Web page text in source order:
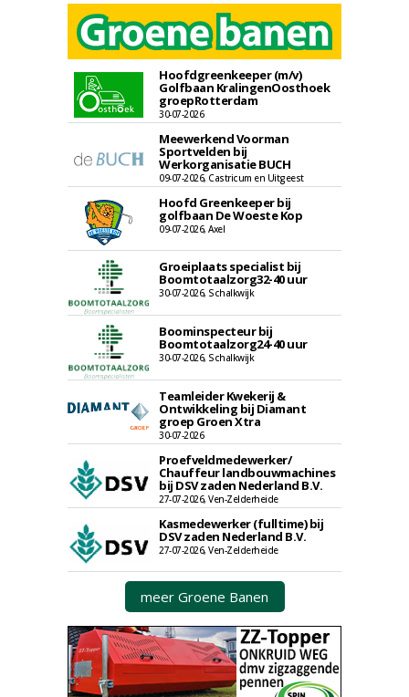
Hoofdgreenkeeper (m/v)
Golfbaan KralingenOosthoek
groepRotterdam
30-07-2026
Meewerkend Voorman
Sportvelden bij
Werkorganisatie BUCH
09-07-2026, Castricum en Uitgeest
Hoofd Greenkeeper bij
golfbaan De Woeste Kop
09-07-2026, Axel
Groeiplaats specialist bij
Boomtotaalzorg32-40 uur
30-07-2026, Schalkwijk
Boominspecteur bij
Boomtotaalzorg24-40 uur
30-07-2026, Schalkwijk
Teamleider Kwekerij &
Ontwikkeling bij Diamant
groep Groen Xtra
30-07-2026
Proefveldmedewerker/
Chauffeur landbouwmachines
bij DSV zaden Nederland B.V.
27-07-2026, Ven-Zelderheide
Kasmedewerker (fulltime) bij
DSV zaden Nederland B.V.
27-07-2026, Ven-Zelderheide
meer Groene Banen